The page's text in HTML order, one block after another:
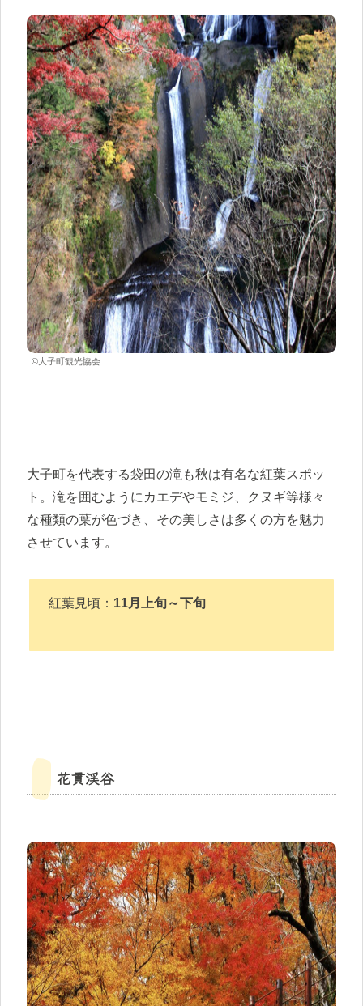
©大子町観光協会
大子町を代表する袋田の滝も秋は有名な紅葉スポッ
ト。滝を囲むようにカエデやモミジ、クヌギ等様々
な種類の葉が色づき、その美しさは多くの方を魅力
させています。
紅葉見頃： 11月上旬～下旬
花貫渓谷